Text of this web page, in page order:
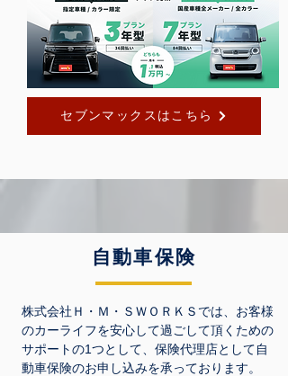
セブンマックスはこちら
自動車保険
株式会社Ｈ・Ｍ・ＳＷＯＲＫＳでは、お客様
のカーライフを安心して過ごして頂くための
サポートの1つとして、保険代理店として自
動車保険のお申し込みを承っております。